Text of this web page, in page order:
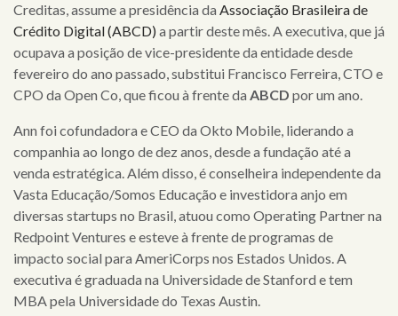
Creditas, assume a presidência da Associação Brasileira de
Crédito Digital (ABCD) a partir deste mês. A executiva, que já
ocupava a posição de vice-presidente da entidade desde
fevereiro do ano passado, substitui Francisco Ferreira, CTO e
CPO da Open Co, que ficou à frente da ABCD por um ano.
Ann foi cofundadora e CEO da Okto Mobile, liderando a
companhia ao longo de dez anos, desde a fundação até a
venda estratégica. Além disso, é conselheira independente da
Vasta Educação/Somos Educação e investidora anjo em
diversas startups no Brasil, atuou como Operating Partner na
Redpoint Ventures e esteve à frente de programas de
impacto social para AmeriCorps nos Estados Unidos. A
executiva é graduada na Universidade de Stanford e tem
MBA pela Universidade do Texas Austin.